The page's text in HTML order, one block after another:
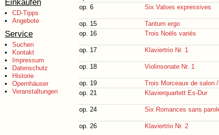
Einkaufen
CD-Tipps
Angebote
Service
Suchen
Kontakt
Impressum
Datenschutz
Historie
Opernhäuser
Veranstaltungen
op. 6
Six Valses expressives
op. 15
Tantum ergo
op. 16
Trois Noëls variés
op. 17 Klaviertrio Nr. 1
op. 18 Violinsonate Nr. 1
op. 19
Trois Morceaux de salon
op. 21
Klavierquartett Es-Dur
op. 24 Six Romances sans
op. 26 Klaviertrio Nr. 2